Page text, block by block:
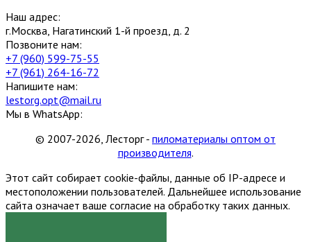
Наш адрес:
г.Москва, Нагатинский 1-й проезд, д. 2
Позвоните нам:
+7 (960) 599-75-55
+7 (961) 264-16-72
Напишите нам:
lestorg.opt@mail.ru
Мы в WhatsApp:
© 2007-2026, Лесторг - пиломатериалы оптом от
производителя.
Этот сайт собирает cookie-файлы, данные об IP-адресе и
местоположении пользователей. Дальнейшее использование
сайта означает ваше согласие на обработку таких данных.